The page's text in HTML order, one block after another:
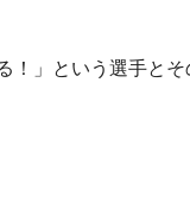
！」という選手とそ